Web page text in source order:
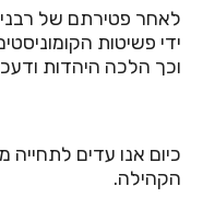
לאחר פטירתם של
ידי פשיטות
וכך הלכה היהדות
כיום אנו עדים
הקהילה.